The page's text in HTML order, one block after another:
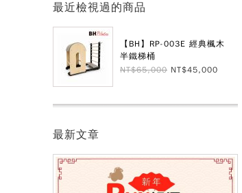
最近檢視過的商品
【BH】RP-003E 經典楓木
半鐵梯桶
NT$65,000 NT$45,000
最新文章